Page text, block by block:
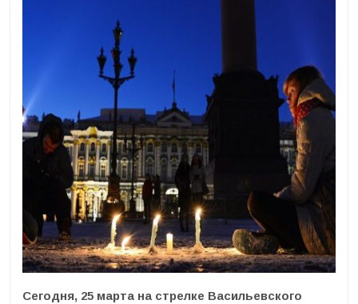
Сегодня, 25 марта на стрелке Васильевского